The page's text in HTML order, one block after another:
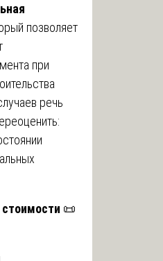
позволяет
при
речь
📜